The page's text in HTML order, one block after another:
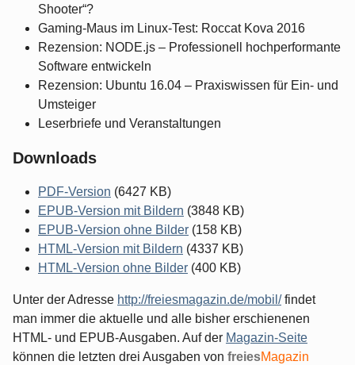
Shooter“?
Gaming-Maus im Linux-Test: Roccat Kova 2016
Rezension: NODE.js – Professionell hochperformante
Software entwickeln
Rezension: Ubuntu 16.04 – Praxiswissen für Ein- und
Umsteiger
Leserbriefe und Veranstaltungen
Downloads
PDF-Version (6427 KB)
EPUB-Version mit Bildern (3848 KB)
EPUB-Version ohne Bilder (158 KB)
HTML-Version mit Bildern (4337 KB)
HTML-Version ohne Bilder (400 KB)
Unter der Adresse http://freiesmagazin.de/mobil/findet
man immer die aktuelle und alle bisher erschienenen
HTML- und EPUB-Ausgaben. Auf der Magazin-Seite
können die letzten drei Ausgaben von freiesMagazin